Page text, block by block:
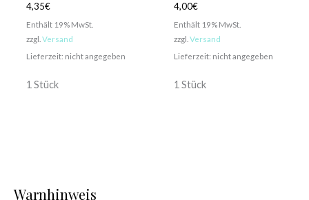
4,35€
Enthält 19% MwSt.
zzgl. Versand
Lieferzeit: nicht angegeben
1 Stück
4,00€
Enthält 19% MwSt.
zzgl. Versand
Lieferzeit: nicht angegeben
1 Stück
Warnhinweis